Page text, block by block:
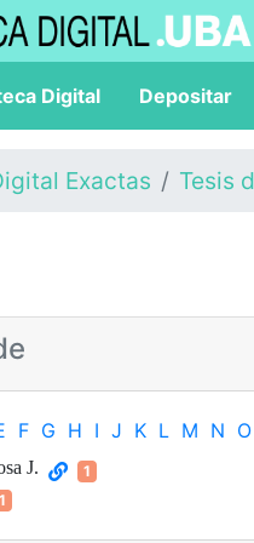
Digital Depositar
Exactas Tesis
F G H I J K L M N O
J. 1
1